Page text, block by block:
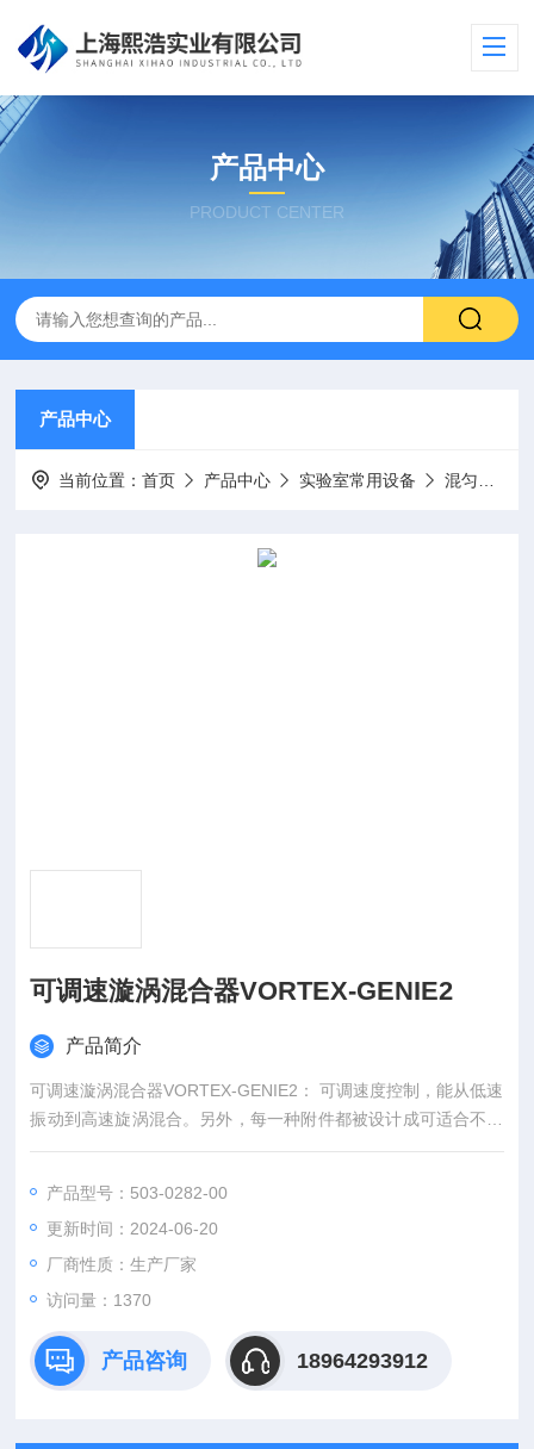
产品中心
PRODUCT CENTER
产品中心
当前位置：首页 产品中心 实验室常用设备 混匀仪
可调速漩涡混合器VORTEX-GENIE2
产品简介
可调速漩涡混合器VORTEX-GENIE2： 可调速度控制，能从低速
振动到高速旋涡混合。另外，每一种附件都被设计成可适合不同
的混合方式，可根据需要选择适合的混合方式。多功能性： 不同
试管与容器，无论自动还是手动的混合方式。自动与点振混和方
式： 三点开关可选择自动或点振混合方式。
产品型号：503-0282-00
更新时间：2024-06-20
厂商性质：生产厂家
访问量：1370
产品咨询 18964293912